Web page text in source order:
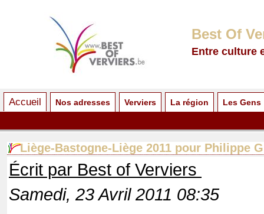
Best Of
Entre culture
Accueil Nos adresses Verviers La région Les Gens
Liège-Bastogne-Liège 2011 pour Philippe
Écrit par Best of Verviers
Samedi, 23 Avril 2011 08:35